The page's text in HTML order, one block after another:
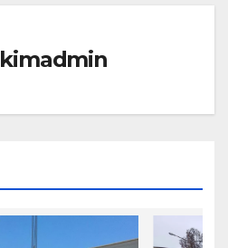
kimadmin